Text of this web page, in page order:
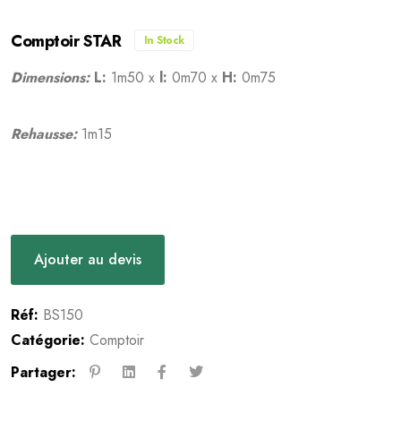
Comptoir STAR In Stock
Dimensions: L: 1m50 x l:0m70 x H:0m75
Rehausse:1m15
Ajouter au devis
Réf: BS150
Catégorie: Comptoir
Partager: